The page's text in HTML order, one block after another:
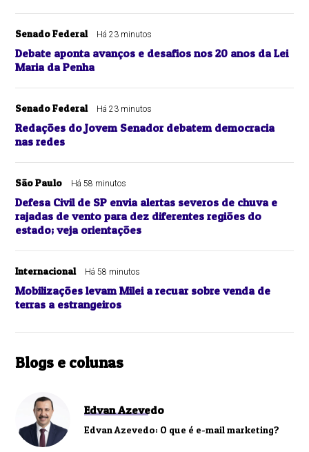
Senado Federal Há 23 minutos
Debate aponta avanços e desafios nos 20 anos da Lei
Maria da Penha
Senado Federal Há 23 minutos
Redações do Jovem Senador debatem democracia
nas redes
São Paulo Há 58 minutos
Defesa Civil de SP envia alertas severos de chuva e
rajadas de vento para dez diferentes regiões do
estado; veja orientações
Internacional Há 58 minutos
Mobilizações levam Milei a recuar sobre venda de
terras a estrangeiros
Blogs e colunas
Edvan Azevedo
Edvan Azevedo: O que é e-mail marketing?